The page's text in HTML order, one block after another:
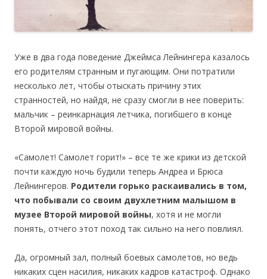
Уже в два года поведение Джеймса Лейнингера казалось
его родителям странным и пугающим. Они потратили
несколько лет, чтобы отыскать причину этих
странностей, но найдя, не сразу смогли в нее поверить:
мальчик – реинкарнация летчика, погибшего в конце
Второй мировой войны.
«Самолет! Самолет горит!» – все те же крики из детской
почти каждую ночь будили теперь Андреа и Брюса
Лейнингеров. Родители горько раскаивались в том,
что побывали со своим двухлетним малышом в
музее Второй мировой войны, хотя и не могли
понять, отчего этот поход так сильно на него повлиял.
Да, огромный зал, полный боевых самолетов, но ведь
никаких сцен насилия, никаких кадров катастроф. Однако